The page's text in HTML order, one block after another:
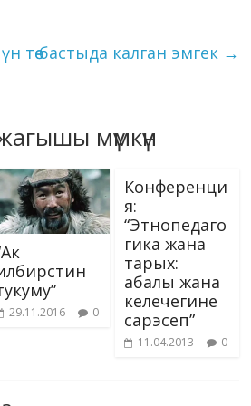
ki
төө бастыда калган эмгек →
мүмкүн
29.11.2016 0
Конференци
я:
“Этнопедаго
гика жана
тарых:
абалы жана
келечегине
сарэсеп”
11.04.2013 0